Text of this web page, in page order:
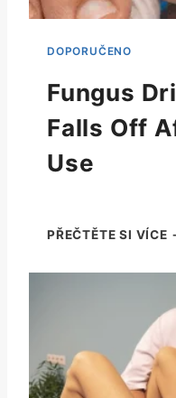
Fungus
Falls Off
Use